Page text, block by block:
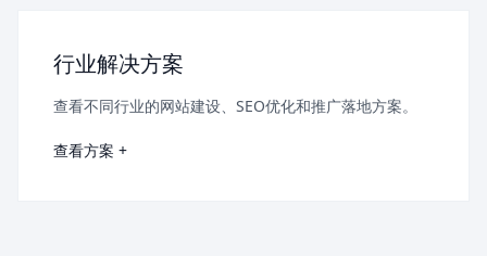
行业解决方案
查看不同行业的网站建设、SEO优化和推广落地方案。
查看方案 +